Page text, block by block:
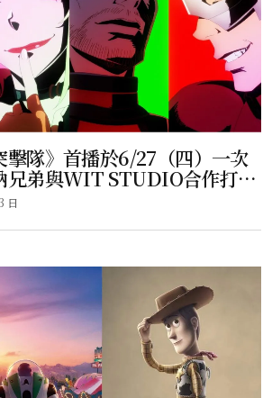
擊隊》首播於6/27（四）一次
兄弟與WIT STUDIO合作打
日